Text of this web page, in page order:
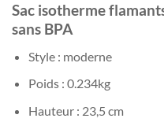
Sac isotherme
sans BPA
Style : moderne
Poids : 0.234kg
Hauteur : 23,5 cm